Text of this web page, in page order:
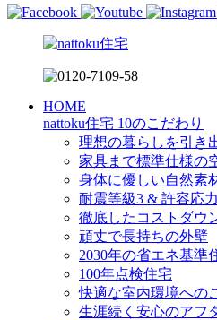
HOME
nattoku住宅 10のこだわり
理想の暮らしを引き
家具まで標準仕様の
身体に優しい自然素
耐震等級3 & 許容応
徹底したコストダウ
頑丈で長持ちの外壁
2030年の省エネ基準
100年点検住宅
快適な室内環境への
生涯続く安心のアフ